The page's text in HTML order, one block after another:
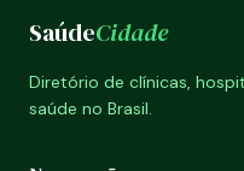
SaúdeCidade
Diretório de clínicas,
saúde no Brasil.